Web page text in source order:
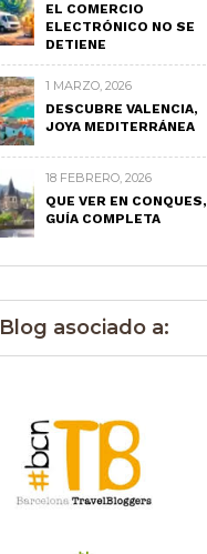
EL COMERCIO
ELECTRÓNICO NO SE
DETIENE
1 MARZO, 2026
DESCUBRE VALENCIA,
JOYA MEDITERRÁNEA
18 FEBRERO, 2026
QUE VER EN CONQUES,
GUÍA COMPLETA
Blog asociado a: